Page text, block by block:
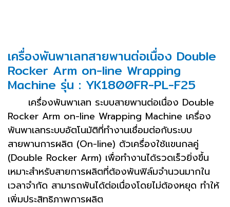
เครื่องพันพาเลทสายพานต่อเนื่อง Double
Rocker Arm on-line Wrapping
Machine รุ่น : YK1800FR-PL-F25
เครื่องพันพาเลท ระบบสายพานต่อเนื่อง Double
Rocker Arm on-line Wrapping Machine เครื่อง
พันพาเลทระบบอัตโนมัติที่ทำงานเชื่อมต่อกับระบบ
สายพานการผลิต (On-line) ตัวเครื่องใช้แขนกลคู่
(Double Rocker Arm) เพื่อทำงานได้รวดเร็วยิ่งขึ้น
เหมาะสำหรับสายการผลิตที่ต้องพันฟิล์มจำนวนมากใน
เวลาจำกัด สามารถพันได้ต่อเนื่องโดยไม่ต้องหยุด ทำให้
เพิ่มประสิทธิภาพการผลิต